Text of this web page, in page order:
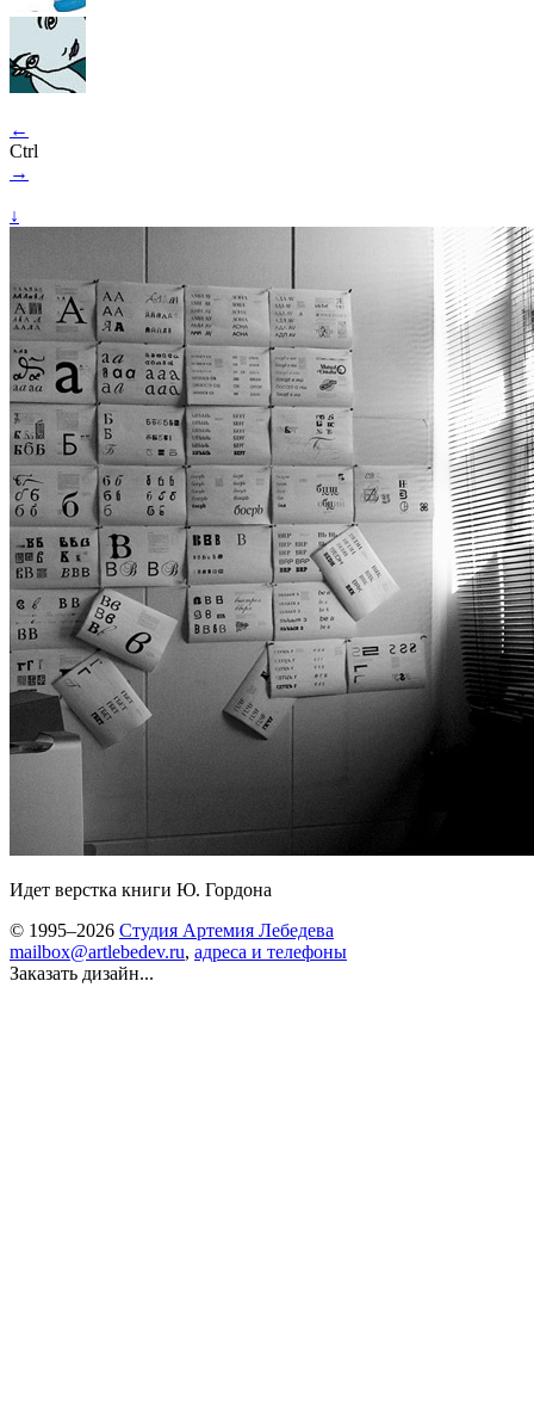
←
Ctrl
→
↓
Идет верстка книги Ю. Гордона
© 1995–2026 Студия Артемия Лебедева
mailbox@artlebedev.ru, адреса и телефоны
Заказать дизайн...